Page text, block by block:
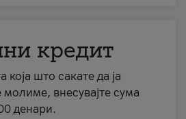
кредит
која што сакате да ја
внесувајте сума
денари.